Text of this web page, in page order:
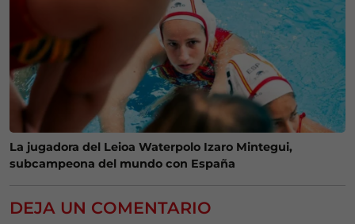
La jugadora del Leioa Waterpolo Izaro Mintegui,
subcampeona del mundo con España
DEJA UN COMENTARIO